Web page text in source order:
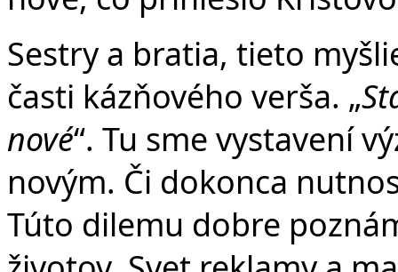
Sestry a bratia, tieto
časti kázňového verša. „
nové“. Tu sme vystavení
novým. Či dokonca
Túto dilemu dobre